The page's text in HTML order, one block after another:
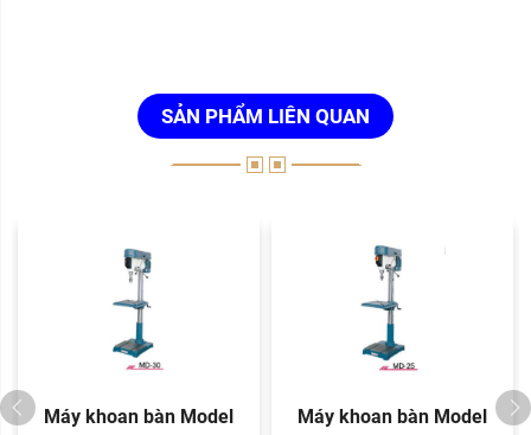
SẢN PHẨM LIÊN QUAN
Máy khoan bàn Model
Máy khoan bàn Model